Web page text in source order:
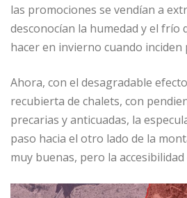
las promociones se vendían a
desconocían la humedad y el frío
hacer en invierno cuando inciden
Ahora, con el desagradable
recubierta de chalets, con
precarias y anticuadas, la
paso hacia el otro lado de la
muy buenas, pero la